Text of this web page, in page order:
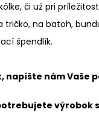
či už pri
na batoh,
špendlík.
napíšte nám